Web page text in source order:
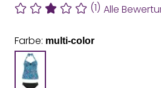
(1) Alle
Farbe: multi-color